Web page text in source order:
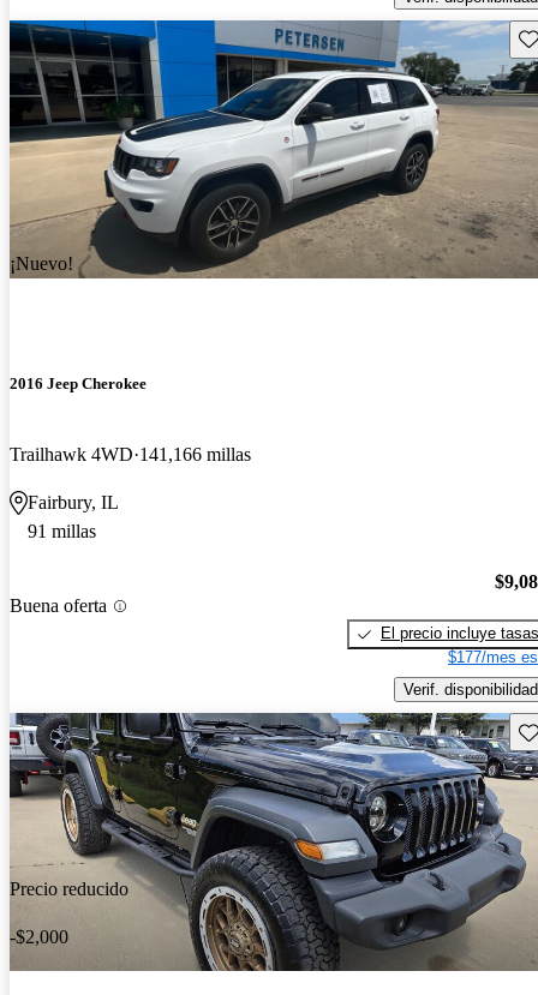
¡Nuevo!
2016 Jeep Cherokee
Trailhawk 4WD 141,166 millas
Fairbury, IL
91 millas
Buena oferta
El precio incluye tasas
$177/mes
Verif. disponibilidad
Precio reducido
-$2,000